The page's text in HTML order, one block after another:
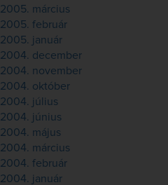
2005. március
2005. február
2005. január
2004. december
2004. november
2004. október
2004. július
2004. június
2004. május
2004. március
2004. február
2004. január